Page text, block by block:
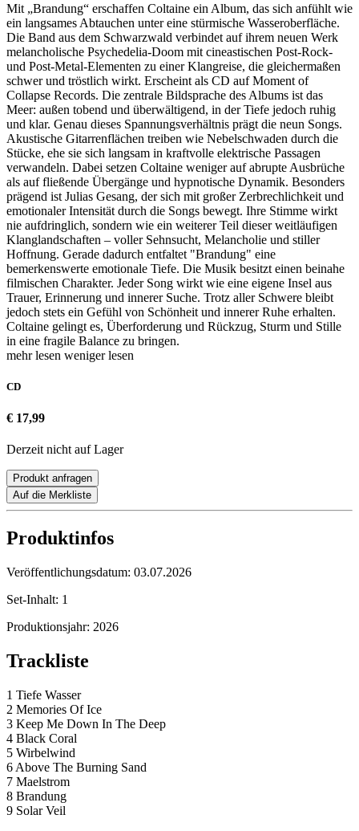
Mit „Brandung“ erschaffen Coltaine ein Album, das sich anfühlt wie
ein langsames Abtauchen unter eine stürmische Wasseroberfläche.
Die Band aus dem Schwarzwald verbindet auf ihrem neuen Werk
melancholische Psychedelia-Doom mit cineastischen Post-Rock-
und Post-Metal-Elementen zu einer Klangreise, die gleichermaßen
schwer und tröstlich wirkt. Erscheint als CD auf Moment of
Collapse Records. Die zentrale Bildsprache des Albums ist das
Meer: außen tobend und überwältigend, in der Tiefe jedoch ruhig
und klar. Genau dieses Spannungsverhältnis prägt die neun Songs.
Akustische Gitarrenflächen treiben wie Nebelschwaden durch die
Stücke, ehe sie sich langsam in kraftvolle elektrische Passagen
verwandeln. Dabei setzen Coltaine weniger auf abrupte Ausbrüche
als auf fließende Übergänge und hypnotische Dynamik. Besonders
prägend ist Julias Gesang, der sich mit großer Zerbrechlichkeit und
emotionaler Intensität durch die Songs bewegt. Ihre Stimme wirkt
nie aufdringlich, sondern wie ein weiterer Teil dieser weitläufigen
Klanglandschaften – voller Sehnsucht, Melancholie und stiller
Hoffnung. Gerade dadurch entfaltet "Brandung" eine
bemerkenswerte emotionale Tiefe. Die Musik besitzt einen beinahe
filmischen Charakter. Jeder Song wirkt wie eine eigene Insel aus
Trauer, Erinnerung und innerer Suche. Trotz aller Schwere bleibt
jedoch stets ein Gefühl von Schönheit und innerer Ruhe erhalten.
Coltaine gelingt es, Überforderung und Rückzug, Sturm und Stille
in eine fragile Balance zu bringen.
mehr lesen weniger lesen
CD
€ 17,99
Derzeit nicht auf Lager
Produkt anfragen
Auf die Merkliste
Produktinfos
Veröffentlichungsdatum: 03.07.2026
Set-Inhalt: 1
Produktionsjahr: 2026
Trackliste
1 Tiefe Wasser
2 Memories Of Ice
3 Keep Me Down In The Deep
4 Black Coral
5 Wirbelwind
6 Above The Burning Sand
7 Maelstrom
8 Brandung
9 Solar Veil